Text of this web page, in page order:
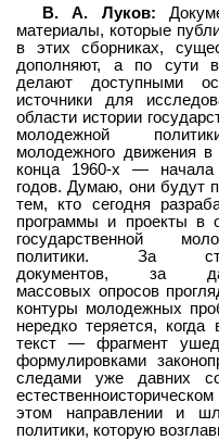
В. А. Луков:
материалы, которые
в этих сборниках,
дополняют, а по сути
делают доступными
источники для
области истории
молодежной
молодежного движения в
конца 1960-х — начала
годов. Думаю, они будут
тем, кто сегодня
программы и проекты в
государственной
политики. За
документов, за
массовых опросов
контуры молодежных
нередко теряется,
текст — фрагмент
формулировками
следами уже давних
этом направлении и
политики, которую